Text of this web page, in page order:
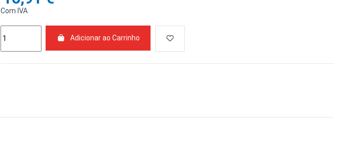
Com IVA
Adicionar ao Carrinho